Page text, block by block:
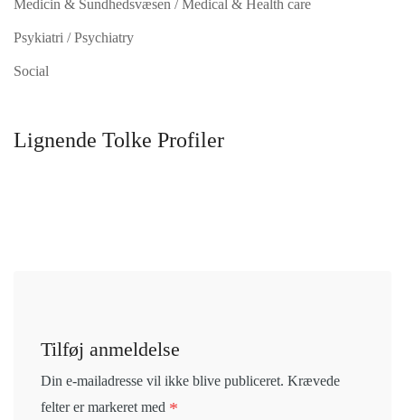
Medicin & Sundhedsvæsen / Medical & Health care
Psykiatri / Psychiatry
Social
Lignende Tolke Profiler
Tilføj anmeldelse
Din e-mailadresse vil ikke blive publiceret. Krævede
felter er markeret med *